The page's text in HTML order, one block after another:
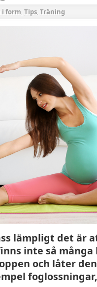
i form, Tips, Träning
lämpligt det är
inte så många
och låter